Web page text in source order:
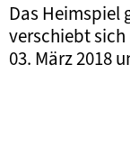
Das Heimspiel
verschiebt sich
03. März 2018